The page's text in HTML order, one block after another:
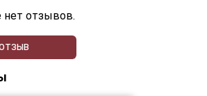
нет отзывов.